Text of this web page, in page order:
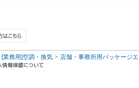
[業務用]空調・換気 店舗・事務所用パッケージ